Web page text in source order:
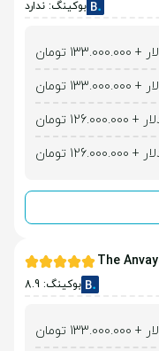
بوکینگ: ندارد
تومان
تومان
+ 126.000.000 تومان
+ 126.000.000 تومان
The
بوکینگ: 8.9
تومان